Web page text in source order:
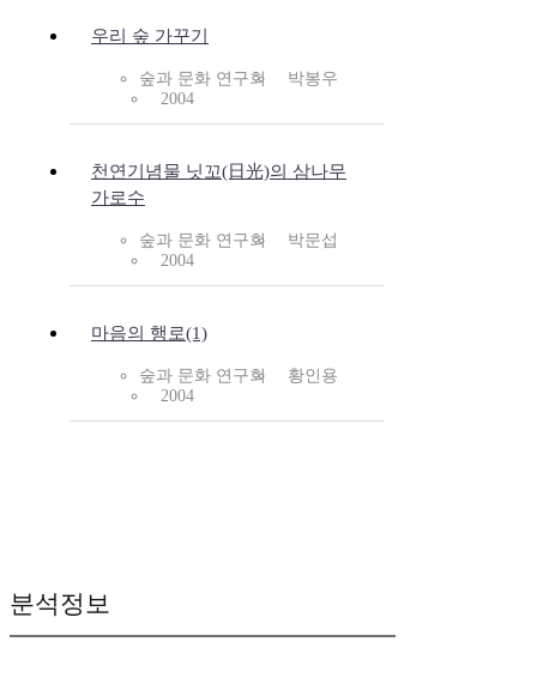
우리 숲 가꾸기
숲과 문화 연구회
박봉우
2004
천연기념물 닛꼬(日光)의 삼나무
가로수
숲과 문화 연구회
박문섭
2004
마음의 행로(1)
숲과 문화 연구회
황인용
2004
분석정보